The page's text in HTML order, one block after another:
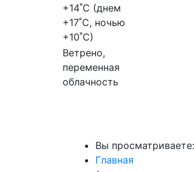
+14˚C (днем
+17˚C, ночью
+10˚C)
Ветрено,
переменная
облачность
Вы просматриваете:
Главная